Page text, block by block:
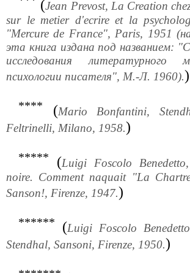
(Jean Prevost, La Creation
sur le metier d'ecrire et la
"Mercure de France", Paris, 1951
эта книга издана под названием:
исследования литературного
психологии писателя", М.-Л. 1960).)
**** (Mario Bonfantini,
Feltrinelli, Milano, 1958.)
***** (Luigi Foscolo
noire. Comment naquait "La
Sanson!, Firenze, 1947.)
****** (Luigi Foscolo
Stendhal, Sansoni, Firenze, 1950.)